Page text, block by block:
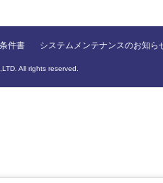
件書 システムメンテナンスのお知ら
All rights reserved.